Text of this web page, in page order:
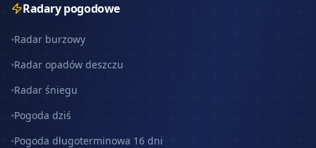
Radary pogodowe
Radar burzowy
Radar opadów deszczu
Radar śniegu
Pogoda dziś
Pogoda długoterminowa 16 dni